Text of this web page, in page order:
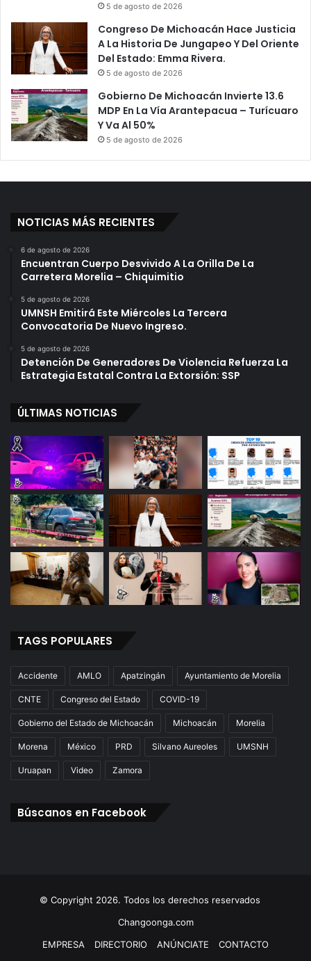
5 de agosto de 2026
Congreso De Michoacán Hace Justicia
A La Historia De Jungapeo Y Del Oriente
Del Estado: Emma Rivera.
5 de agosto de 2026
Gobierno De Michoacán Invierte 13.6
MDP En La Vía Arantepacua – Turícuaro
Y Va Al 50%
5 de agosto de 2026
NOTICIAS MÁS RECIENTES
6 de agosto de 2026
Encuentran Cuerpo Desvivido A La Orilla De La
Carretera Morelia – Chiquimitio
5 de agosto de 2026
UMNSH Emitirá Este Miércoles La Tercera
Convocatoria De Nuevo Ingreso.
5 de agosto de 2026
Detención De Generadores De Violencia Refuerza La
Estrategia Estatal Contra La Extorsión: SSP
ÚLTIMAS NOTICIAS
TAGS POPULARES
Accidente AMLO Apatzingán Ayuntamiento de Morelia
CNTE Congreso del Estado COVID-19
Gobierno del Estado de Michoacán Michoacán Morelia
Morena México PRD Silvano Aureoles UMSNH
Uruapan Video Zamora
Búscanos en Facebook
© Copyright 2026. Todos los derechos reservados
Changoonga.com
EMPRESA
DIRECTORIO ANÚNCIATE CONTACTO